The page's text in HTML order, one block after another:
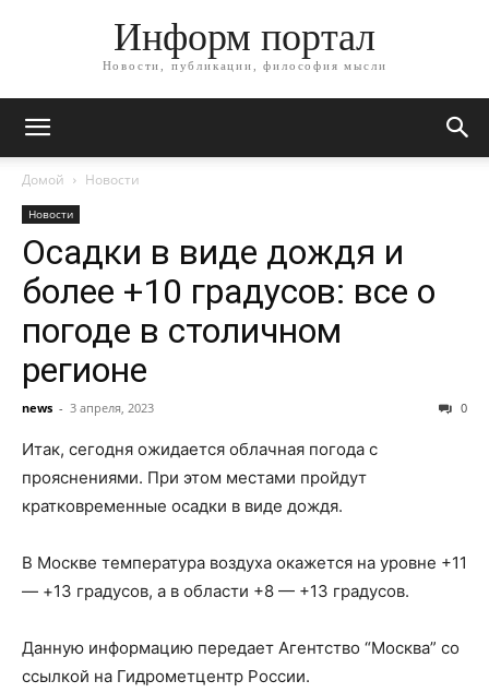
Информ портал
Новости, публикации, философия мысли
Домой Новости
Новости
Осадки в виде дождя и
более +10 градусов: все о
погоде в столичном
регионе
news - 3 апреля, 2023 0
Итак, сегодня ожидается облачная погода с
прояснениями. При этом местами пройдут
кратковременные осадки в виде дождя.
В Москве температура воздуха окажется на уровне +11
— +13 градусов, а в области +8 — +13 градусов.
Данную информацию передает Агентство “Москва” со
ссылкой на Гидрометцентр России.